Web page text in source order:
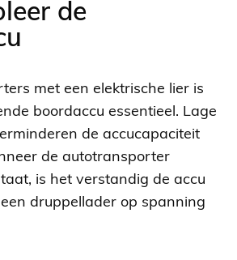
de
met een elektrische lier is
boordaccu essentieel. Lage
de accucapaciteit
de autotransporter
is het verstandig de accu
druppellader op spanning